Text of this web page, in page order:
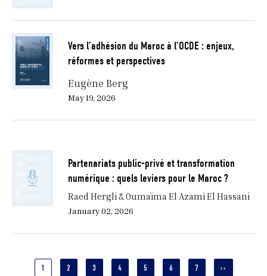
Vers l’adhésion du Maroc à l’OCDE : enjeux,
réformes et perspectives
Eugène Berg
May 19, 2026
Partenariats public-privé et transformation
numérique : quels leviers pour le Maroc ?
Raed Hergli & Oumaïma El Azami El Hassani
January 02, 2026
CURRENT
1 PAGE
2 PAGE
3 PAGE
4 PAGE
5 PAGE
6 PAGE
7
NEXT
››